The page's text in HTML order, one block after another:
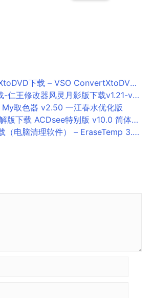
– VSO ConvertXtoDVD 视频转换工具 7.0.0.69 绿色便携版
王修改器风灵月影版下载v1.21-v1.24.03
取色器 v2.50 一江春水优化版
特别版 v10.0 简体中文免费版(附注册码即序列号)
脑清理软件） – EraseTemp 3.5.4.0 官方版